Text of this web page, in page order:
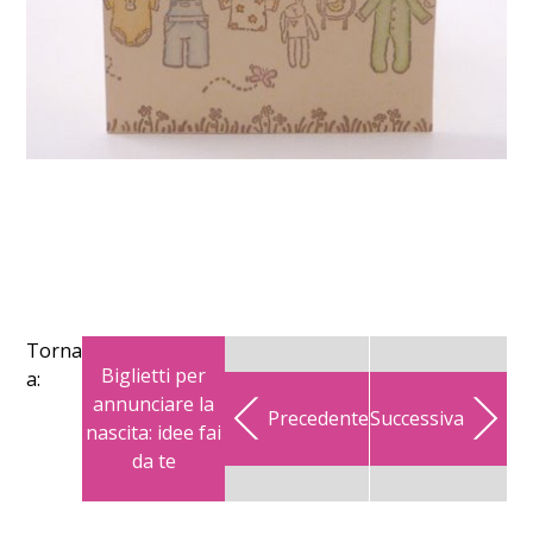
Torna
a:
Biglietti per
annunciare la
nascita: idee fai
da te
PrecedenteSuccessiva